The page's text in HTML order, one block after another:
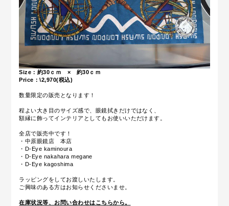
Size：約30ｃｍ × 約30ｃｍ
Price：\2,970(税込)
数量限定の販売となります！
程よい大き目のサイズ感で、 眼鏡拭きだけではなく、
額縁に飾ってインテリアとしてもお使いいただけます。
全店で販売中です！
・中原眼鏡店 本店
・D-Eye kaminoura
・D-Eye nakahara megane
・D-Eye kagoshima
ラッピングをしてお渡しいたします。
ご興味のある方はお知らせくださいませ。
在庫状況等、お問い合わせはこちらから。